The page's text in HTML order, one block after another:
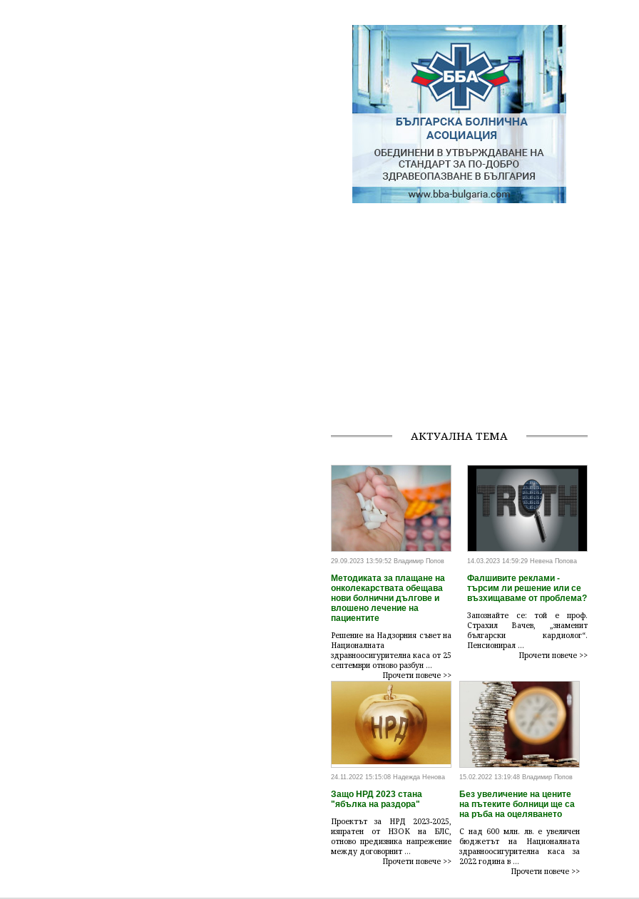
АКТУАЛНА ТЕМА
29.09.2023 13:59:52 Владимир Попов
Методиката за плащане на
онколекарствата обещава
нови болнични дългове и
влошено лечение на
пациентите
Решение на Надзорния съвет на
Националната
здравноосигурителна каса от 25
септември отново разбун ...
Прочети повече >>
14.03.2023 14:59:29 Невена Попова
Фалшивите реклами -
търсим ли решение или се
възхищаваме от проблема?
Запознайте се: той е проф.
Страхил Вачев, „знаменит
български кардиолог“.
Пенсионирал ...
Прочети повече >>
24.11.2022 15:15:08 Надежда Ненова
Защо НРД 2023 стана
"ябълка на раздора"
Проектът за НРД 2023-2025,
изпратен от НЗОК на БЛС,
отново предизвика напрежение
между договорнит ...
Прочети повече >>
15.02.2022 13:19:48 Владимир Попов
Без увеличение на цените
на пътеките болници ще са
на ръба на оцеляването
С над 600 млн. лв. е увеличен
бюджетът на Националната
здравноосигурителна каса за
2022 година в ...
Прочети повече >>